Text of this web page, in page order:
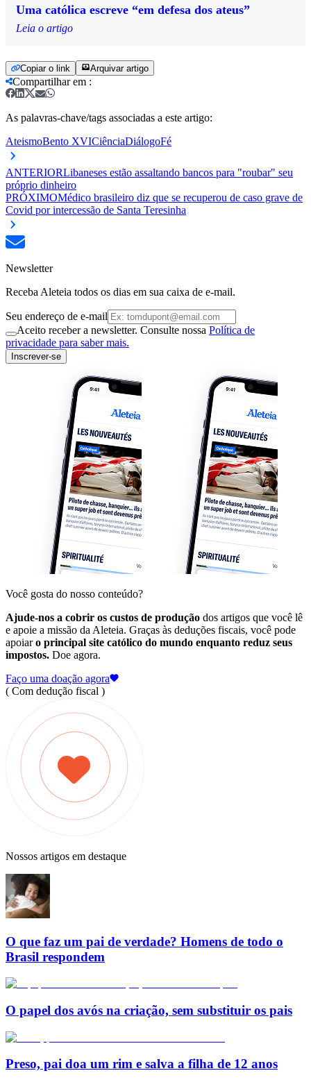
Uma católica escreve “em defesa dos ateus”
Leia o artigo
Copiar o link Arquivar artigo
Compartilhar em :
As palavras-chave/tags associadas a este artigo:
AteismoBento XVICiênciaDiálogoFé
ANTERIORLibaneses estão assaltando bancos para "roubar" seu
próprio dinheiro
PRÓXIMOMédico brasileiro diz que se recuperou de caso grave de
Covid por intercessão de Santa Teresinha
Newsletter
Receba Aleteia todos os dias em sua caixa de e-mail.
Seu endereço de e-mail
Aceito receber a newsletter. Consulte nossa Política de
privacidade para saber mais.
Inscrever-se
Você gosta do nosso conteúdo?
Ajude-nos a cobrir os custos de produção dos artigos que você lê
e apoie a missão da Aleteia. Graças às deduções fiscais, você pode
apoiaro principal site católico do mundo enquanto reduz seus
impostos. Doe agora.
Faço uma doação agora
( Com dedução fiscal )
Nossos artigos em destaque
O que faz um pai de verdade? Homens de todo o
Brasil respondem
O papel dos avós na criação, sem substituir os pais
Preso, pai doa um rim e salva a filha de 12 anos